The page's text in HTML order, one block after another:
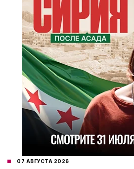
07 АВГУСТА 2026